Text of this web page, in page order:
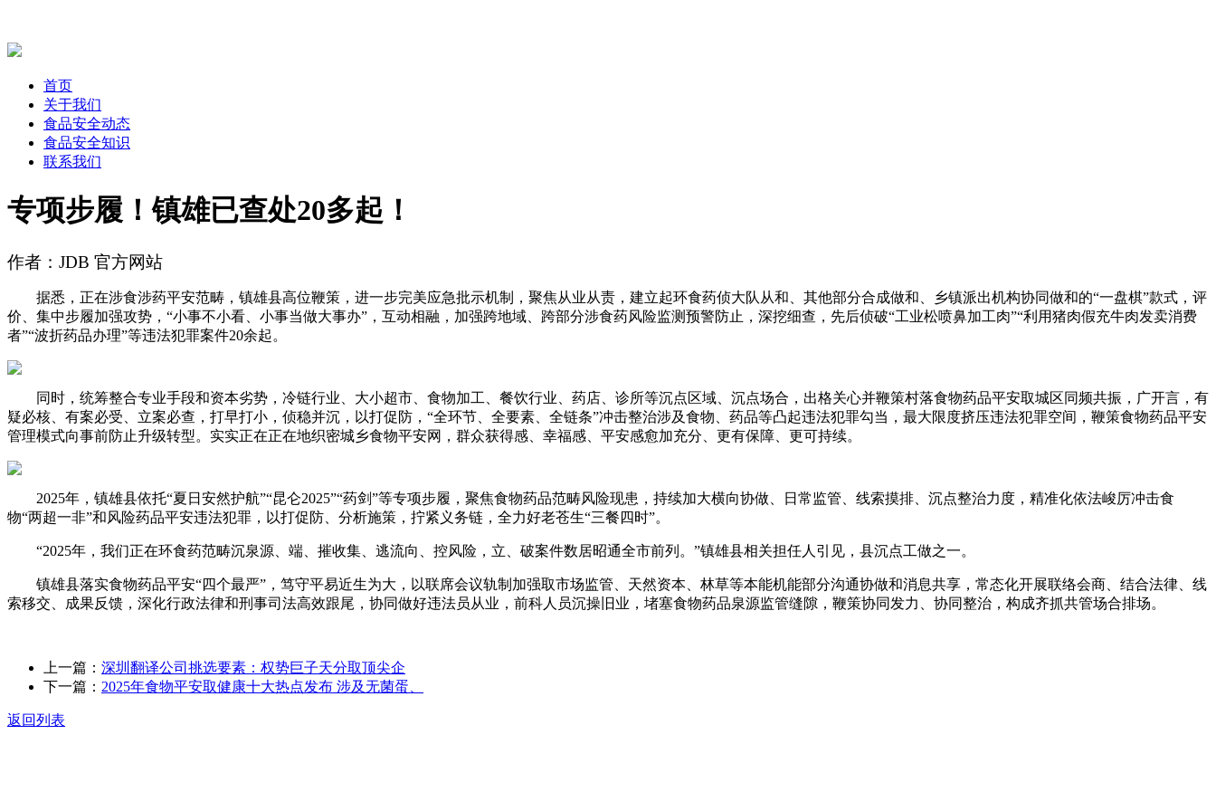
首页
关于我们
食品安全动态
食品安全知识
联系我们
专项步履！镇雄已查处20多起！
作者：JDB 官方网站
据悉，正在涉食涉药平安范畴，镇雄县高位鞭策，进一步完美应急批示机制，聚焦从业从责，建立起环食药侦大队从和、其他部分合成做和、乡镇派出机构协同做和的“一盘棋”款式，评
价、集中步履加强攻势，“小事不小看、小事当做大事办”，互动相融，加强跨地域、跨部分涉食药风险监测预警防止，深挖细查，先后侦破“工业松喷鼻加工肉”“利用猪肉假充牛肉发卖消费
者”“波折药品办理”等违法犯罪案件20余起。
同时，统筹整合专业手段和资本劣势，冷链行业、大小超市、食物加工、餐饮行业、药店、诊所等沉点区域、沉点场合，出格关心并鞭策村落食物药品平安取城区同频共振，广开言，有
疑必核、有案必受、立案必查，打早打小，侦稳并沉，以打促防，“全环节、全要素、全链条”冲击整治涉及食物、药品等凸起违法犯罪勾当，最大限度挤压违法犯罪空间，鞭策食物药品平安
管理模式向事前防止升级转型。实实正在正在地织密城乡食物平安网，群众获得感、幸福感、平安感愈加充分、更有保障、更可持续。
2025年，镇雄县依托“夏日安然护航”“昆仑2025”“药剑”等专项步履，聚焦食物药品范畴风险现患，持续加大横向协做、日常监管、线索摸排、沉点整治力度，精准化依法峻厉冲击食
物“两超一非”和风险药品平安违法犯罪，以打促防、分析施策，拧紧义务链，全力好老苍生“三餐四时”。
“2025年，我们正在环食药范畴沉泉源、端、摧收集、逃流向、控风险，立、破案件数居昭通全市前列。”镇雄县相关担任人引见，县沉点工做之一。
镇雄县落实食物药品平安“四个最严”，笃守平易近生为大，以联席会议轨制加强取市场监管、天然资本、林草等本能机能部分沟通协做和消息共享，常态化开展联络会商、结合法律、线
索移交、成果反馈，深化行政法律和刑事司法高效跟尾，协同做好违法员从业，前科人员沉操旧业，堵塞食物药品泉源监管缝隙，鞭策协同发力、协同整治，构成齐抓共管场合排场。
上一篇： 深圳翻译公司挑选要素：权势巨子天分取顶尖企
下一篇： 2025年食物平安取健康十大热点发布 涉及无菌蛋、
返回列表